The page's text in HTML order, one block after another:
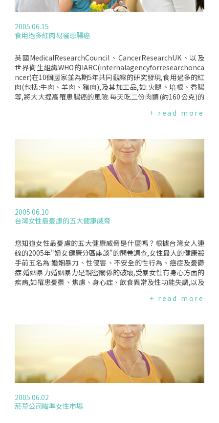
2005.06.15
食用過多紅肉易罹患腸癌
英國MedicalResearchCouncil、CancerResearchUK、以及
世界衛生組織WHO的IARC(internalagencyforresearchonca
ncer)在10個國家並為期5年共同觀察的研究發現,食用過多的紅
肉(包括:牛肉、羊肉、豬肉),及其加工品,如:火腿、培根、香腸
等,將大大提高罹患腸癌的風險.每天吃二份肉類(約160公克)的
多吃蔬菜水果以及魚類是可以達到預防效果的,如果每兩天食用
際癌症協會期刊(JournaloftheInternationalCancerInstitut
e)的大型實驗(EpicStudy)則指出它們確實是關係密切的.但要特
別強調的是,吃肉並不會罹患癌症,而是吃太多(160公克以上)才
+ read more
2005.06.10
台灣女性最憂慮的五大健康威脅
您知道女性最憂慮的五大健康威脅是什麼嗎？根據台灣女人連
線的2005年"婦女健康分區座談"的問卷調查,女性最大的健康殺
手前五名為:婚姻暴力、性侵害、不安全的性行為、癌症及憂鬱
症.婚姻暴力婚姻暴力是親密關係的破壞,受暴女性有身心方面的
疾病,如罹患憂鬱、焦慮、身心症、飲食異常及性功能失調,以及
我價值.對於受暴婦女,除醫療社工介入之及時救援與治療外,應
力傷害的發生,使得青少女受害者更常發展為日後的不穩定人
格、反覆自我傷害、以及其他身心不適症狀.不安全的性行為民
國84年～89年青少女性經驗的比率上升5.5％,但每次性行為都
有徹底避孕的比率卻只有上升0.2%.此外,台灣青少女生育率也
位居亞洲已開發國家之冠[1].因此,未預期懷孕成為青少女健康
的隱憂.根據民國91年與87年的統計,有偶婦女以保險套為主要
[1],以此推估仍約有六成的有偶婦女在性行為時沒有避病.目前
我國女性愛滋病感染者當中,異性戀為最大的傳染途徑(79.0%),
+ read more
2005.06.02
菸草公司瞄準女性市場